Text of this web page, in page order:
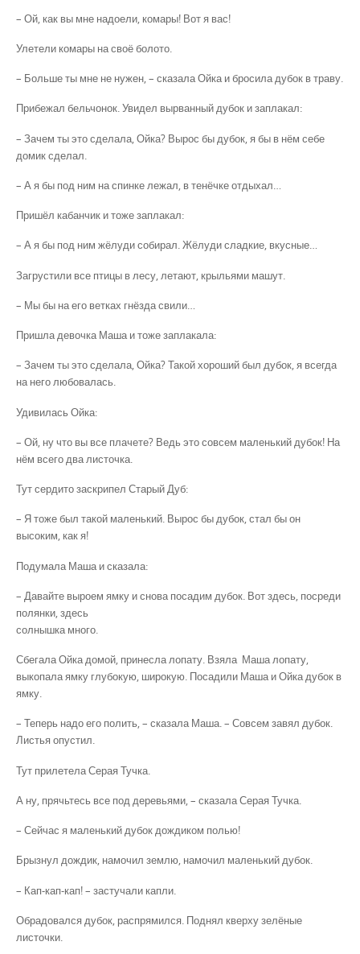
– Ой, как вы мне надоели, комары! Вот я вас!
Улетели комары на своё болото.
– Больше ты мне не нужен, – сказала Ойка и бросила дубок в траву.
Прибежал бельчонок. Увидел вырванный дубок и заплакал:
– Зачем ты это сделала, Ойка? Вырос бы дубок, я бы в нём себе
домик сделал.
– А я бы под ним на спинке лежал, в тенёчке отдыхал…
Пришёл кабанчик и тоже заплакал:
– А я бы под ним жёлуди собирал. Жёлуди сладкие, вкусные…
Загрустили все птицы в лесу, летают, крыльями машут.
– Мы бы на его ветках гнёзда свили…
Пришла девочка Маша и тоже заплакала:
– Зачем ты это сделала, Ойка? Такой хороший был дубок, я всегда
на него любовалась.
Удивилась Ойка:
– Ой, ну что вы все плачете? Ведь это совсем маленький дубок! На
нём всего два листочка.
Тут сердито заскрипел Старый Дуб:
– Я тоже был такой маленький. Вырос бы дубок, стал бы он
высоким, как я!
Подумала Маша и сказала:
– Давайте выроем ямку и снова посадим дубок. Вот здесь, посреди
полянки, здесь
солнышка много.
Сбегала Ойка домой, принесла лопату. Взяла Маша лопату,
выкопала ямку глубокую, широкую. Посадили Маша и Ойка дубок в
ямку.
– Теперь надо его полить, – сказала Маша. – Совсем завял дубок.
Листья опустил.
Тут прилетела Серая Тучка.
А ну, прячьтесь все под деревьями, – сказала Серая Тучка.
– Сейчас я маленький дубок дождиком полью!
Брызнул дождик, намочил землю, намочил маленький дубок.
– Кап-кап-кап! – застучали капли.
Обрадовался дубок, распрямился. Поднял кверху зелёные
листочки.